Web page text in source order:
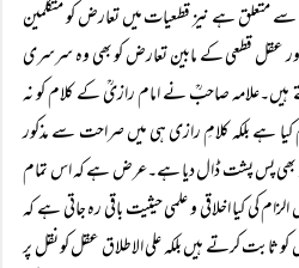
متعلق ہے نیز قطعیات میں تعارض کو متکلمین
عقل قطعی کے مابین تعارض کو بھی وہ سرسری
ہیں۔علامہ صاحبؒ نے امام رازیؒ کے کلام کو نہ
ہے بلکہ کلامِ رازی ہی میں صراحت سے مذکور
بھی پس پشت ڈال دیا ہے۔عرض ہے کہ اس تمام
کیا اخلاقی و علمی حیثیت باقی رہ جاتی ہے کہ
کرتے ہیں بلکہ علی الاطلاق عقل کو نقل پر